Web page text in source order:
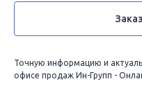
Точную информацию и
офисе продаж Ин-Групп -